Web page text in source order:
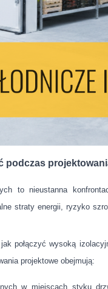
podczas
to nieustanna
straty energii, ryzyko
połączyć wysoką
projektowe obejmują:
w miejscach styku